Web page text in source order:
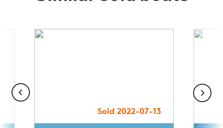
Sold 2022-07-13